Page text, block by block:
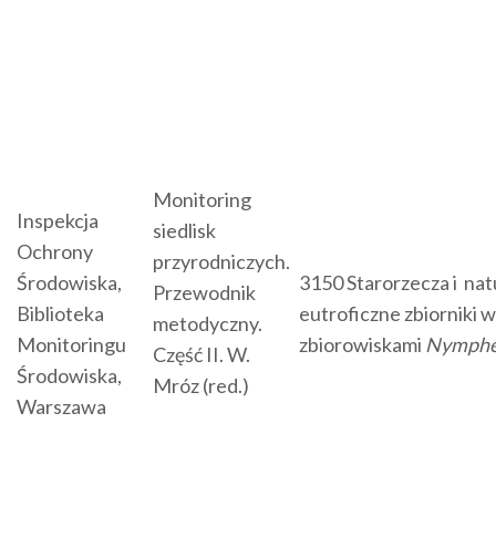
Inspekcja
Ochrony
Środowiska,
Biblioteka
Monitoringu
Środowiska,
Warszawa
Monitoring
siedlisk
przyrodniczych.
Przewodnik
metodyczny.
Część II. W.
Mróz (red.)
3150 Starorzecza i
eutroficzne zbiorniki
zbiorowiskami